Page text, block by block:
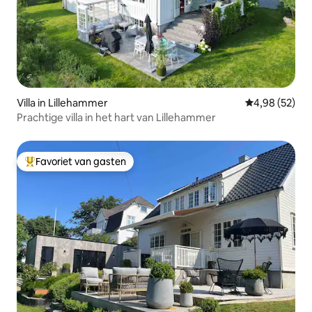
Villa in Lillehammer Gemiddelde
4,98 (52)
Prachtige villa in het hart van Lillehammer
Topfavoriet van gasten
Favoriet van gasten